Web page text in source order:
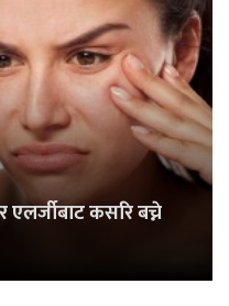
एलर्जीबाट कसरि बच्ने